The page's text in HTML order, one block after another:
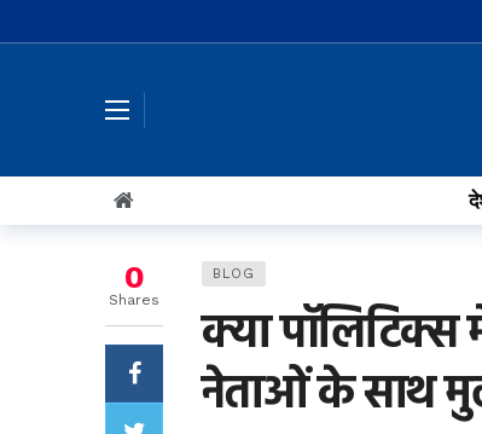
BLOG
क्या पॉलिटिक्स
नेताओं के साथ
0
Shares